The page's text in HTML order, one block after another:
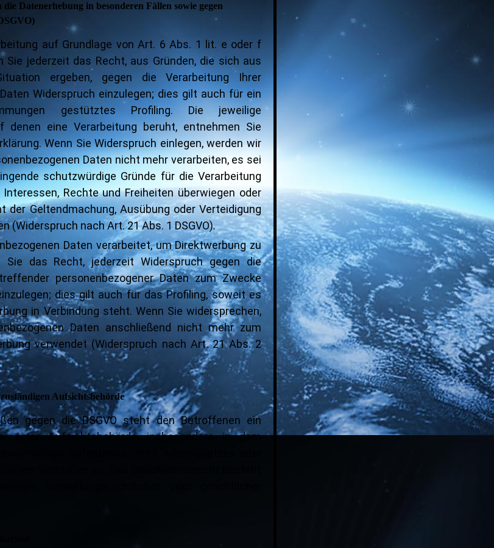
Datenerhebung in besonderen Fällen sowie gegen
auf Grundlage von Art. 6 Abs. 1 lit. e oder f
Sie jederzeit das Recht, aus Gründen, die sich aus
ergeben, gegen die Verarbeitung Ihrer
Widerspruch einzulegen; dies gilt auch für ein
gestütztes Profiling. Die jeweilige
denen eine Verarbeitung beruht, entnehmen Sie
Wenn Sie Widerspruch einlegen, werden wir
Daten nicht mehr verarbeiten, es sei
schutzwürdige Gründe für die Verarbeitung
Rechte und Freiheiten überwiegen oder
der Geltendmachung, Ausübung oder Verteidigung
(Widerspruch nach Art. 21 Abs. 1 DSGVO).
Daten verarbeitet, um Direktwerbung zu
Sie das Recht, jederzeit Widerspruch gegen die
personenbezogener Daten zum Zwecke
dies gilt auch für das Profiling, soweit es
in Verbindung steht. Wenn Sie widersprechen,
Daten anschließend nicht mehr zum
verwendet (Widerspruch nach Art. 21 Abs. 2
Aufsichtsbehörde
gegen die DSGVO steht den Betroffenen ein
einer Aufsichtsbehörde, insbesondere in dem